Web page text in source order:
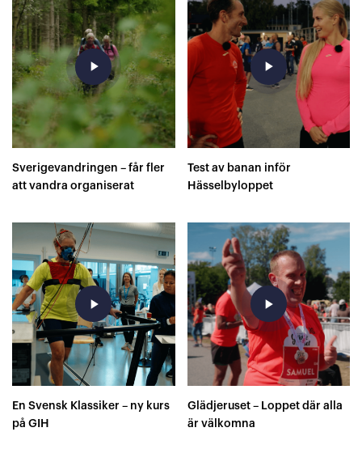
play_arrow
Sverigevandringen – får fler
att vandra organiserat
play_arrow
Test av banan inför
Hässelbyloppet
play_arrow
En Svensk Klassiker – ny kurs
på GIH
play_arrow
Glädjeruset – Loppet där alla
är välkomna